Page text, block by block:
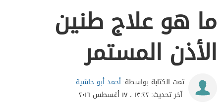
ما هو علاج طنين
الأذن المستمر
تمت الكتابة بواسطة:أحمد أبو حاشية
آخر تحديث:١٣:٢٢ ، ١٧ أغسطس ٢٠١٦